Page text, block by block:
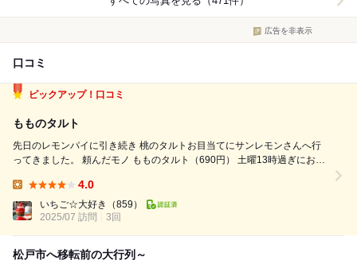
広告を非表示
口コミ
ピックアップ！口コミ
もものタルト
先日のレモンパイに引き続き 桃のタルトお目当てにサンレモンさんへ行
ってきました。 頼んだモノ もものタルト（690円） 土曜13時過ぎにお店
4.0
いちご☆大好き
（859）
2025/07 訪問
3回
松戸市へ移転前の大行列～